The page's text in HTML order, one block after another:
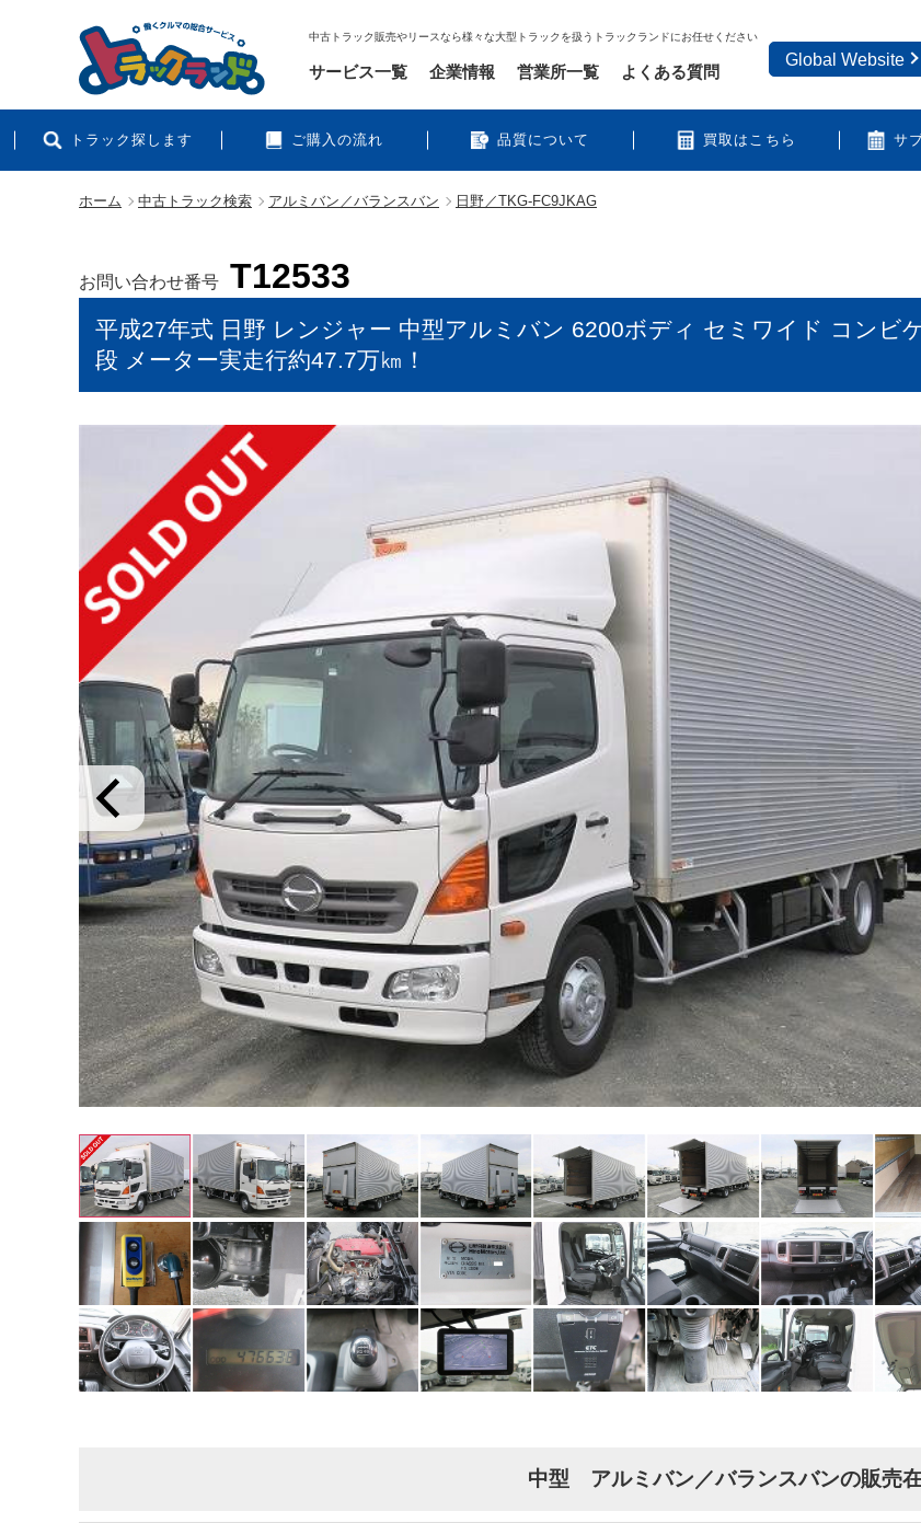
中古トラック販売やリースなら様々な大型トラックを扱うトラックランドにお任せください
トラック探します ご購入の流れ 品質について 買取はこちら サ
サービス一覧 企業情報 営業所一覧 よくある質問
Global Website
ホーム 中古トラック検索 アルミバン／バランスバン 日野／TKG-FC9JKAG
お問い合わせ番号 T12533
平成27年式 日野 レンジャー 中型アルミバン 6200ボディ セミワイド コンビ
段 メーター実走行約47.7万㎞！
中型 アルミバン／バランスバンの販売